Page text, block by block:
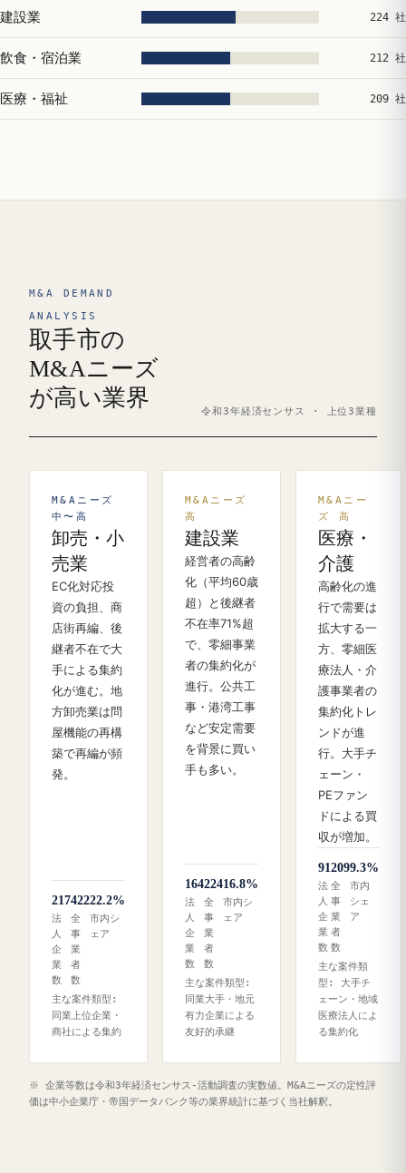
建設業 224 社
飲食・宿泊業 212 社
医療・福祉 209 社
M&A DEMAND
ANALYSIS
取手市の
M&Aニーズ
が高い業界
令和3年経済センサス · 上位3業種
M&Aニーズ
中〜高
卸売・小
売業
EC化対応投
資の負担、商
店街再編、後
継者不在で大
手による集約
化が進む。地
方卸売業は問
屋機能の再構
築で再編が頻
発。
217
法
人
企
業
数
422
全
事
業
者
数
22.2%
市内シ
ェア
主な案件類型:
同業上位企業・
商社による集約
M&Aニーズ
高
建設業
経営者の高齢
化（平均60歳
超）と後継者
不在率71%超
で、零細事業
者の集約化が
進行。公共工
事・港湾工事
など安定需要
を背景に買い
手も多い。
164
法
人
企
業
数
224
全
事
業
者
数
16.8%
市内シ
ェア
主な案件類型:
同業大手・地元
有力企業による
友好的承継
M&Aニー
ズ 高
医療・
介護
高齢化の進
行で需要は
拡大する一
方、零細医
療法人・介
護事業者の
集約化トレ
ンドが進
行。大手チ
ェーン・
PEファン
ドによる買
収が増加。
91
法
人
企
業
数
209
全
事
業
者
数
9.3%
市内
シェ
ア
主な案件類
型: 大手チ
ェーン・地域
医療法人によ
る集約化
※ 企業等数は令和3年経済センサス‐活動調査の実数値。M&Aニーズの定性評
価は中小企業庁・帝国データバンク等の業界統計に基づく当社解釈。